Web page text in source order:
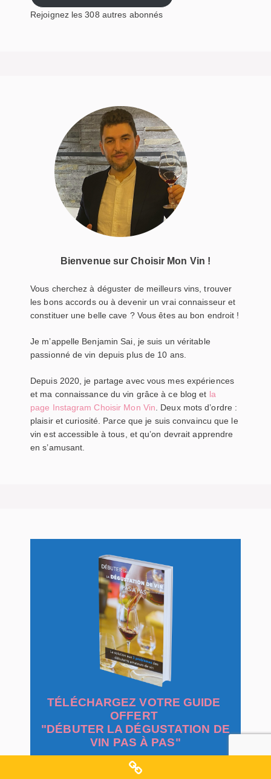
Rejoignez les 308 autres abonnés
Bienvenue sur Choisir Mon Vin !
Vous cherchez à déguster de meilleurs vins, trouver
les bons accords ou à devenir un vrai connaisseur et
constituer une belle cave ? Vous êtes au bon endroit !
Je m’appelle Benjamin Sai, je suis un véritable
passionné de vin depuis plus de 10 ans.
Depuis 2020, je partage avec vous mes expériences
et ma connaissance du vin grâce à ce blog et la
page Instagram Choisir Mon Vin . Deux mots d’ordre :
plaisir et curiosité. Parce que je suis convaincu que le
vin est accessible à tous, et qu’on devrait apprendre
en s’amusant.
TÉLÉCHARGEZ VOTRE GUIDE
OFFERT
"DÉBUTER LA DÉGUSTATION DE
VIN PAS À PAS"
et débarrassez-vous des 3 problèmes
des débutants en dégustation